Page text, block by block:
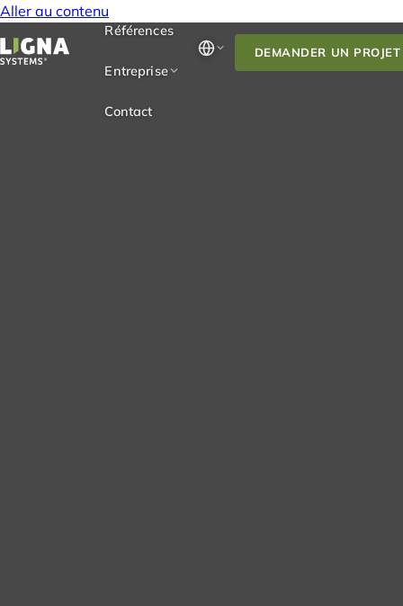
Aller au contenu
Références
Entreprise
Contact
DEMANDER UN PROJET